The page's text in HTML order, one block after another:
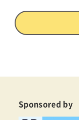
Sponsored by